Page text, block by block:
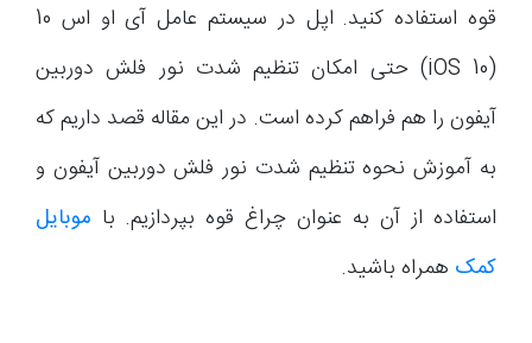
قوه استفاده کنید. اپل در سیستم عامل آی او اس 10
(iOS 10) حتی امکان تنظیم شدت نور فلش دوربین
آیفون را هم فراهم کرده است. در این مقاله قصد داریم که
به آموزش نحوه تنظیم شدت نور فلش دوربین آیفون و
استفاده از آن به عنوان چراغ قوه بپردازیم. با موبایل
کمک همراه باشید.